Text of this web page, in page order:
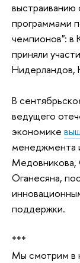
программами
чемпионов": в
приняли
Нидерландов,
В
ведущего
экономике
менеджмента
Медовникова,
Оганесяна,
поддержки.
***
Мы смотрим в